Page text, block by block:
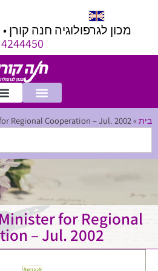
מכון לגרפולוגיה חנה קורן •
4244450
בית »
Regional Cooperation – Jul. 2002
for Regional
– Jul. 2002